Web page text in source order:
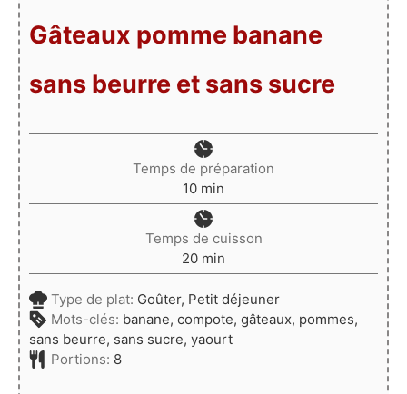
Gâteaux pomme banane
sans beurre et sans sucre
Temps de préparation
10minutes
min
Temps de cuisson
20minutes
min
Type de plat: Goûter, Petit déjeuner
Mots-clés: banane, compote, gâteaux, pommes,
sans beurre, sans sucre, yaourt
Portions: 8